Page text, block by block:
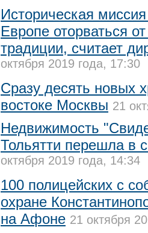
Историческая
Европе оторваться
традиции, считает
октября 2019 года, 17:30
Сразу десять новых
востоке Москвы 21
Недвижимость
Тольятти перешла в
октября 2019 года, 14:34
100 полицейских с
охране
на Афоне 21 октября